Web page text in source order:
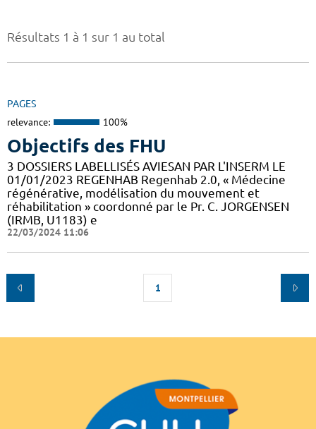
Résultats 1 à 1 sur 1 au total
PAGES
relevance: 100%
Objectifs des FHU
3 DOSSIERS LABELLISÉS AVIESAN PAR L'INSERM LE
01/01/2023 REGENHAB Regenhab 2.0, « Médecine
régénérative, modélisation du mouvement et
réhabilitation » coordonné par le Pr. C. JORGENSEN
(IRMB, U1183) e
22/03/2024 11:06
1